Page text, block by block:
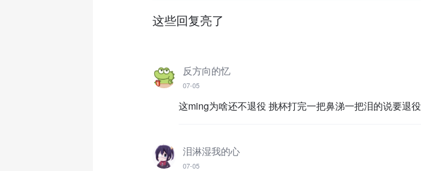
这些回复亮了
反方向的忆
07-05
这ming为啥还不退役 挑杯打完一把鼻涕一把泪的说要退役
泪淋湿我的心
07-05